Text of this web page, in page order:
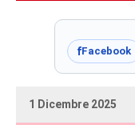
delle
fFacebook
1 Dicembre 2025